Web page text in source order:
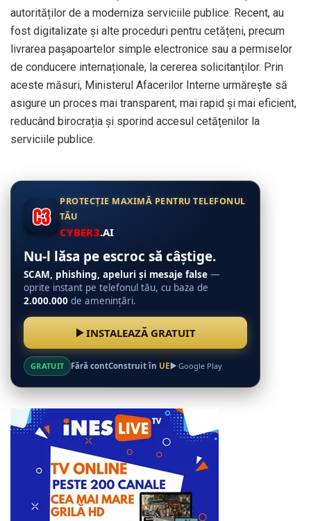
autorităților de a moderniza serviciile publice. Recent, au
fost digitalizate și alte proceduri pentru cetățeni, precum
livrarea pașapoartelor simple electronice sau a permiselor
de conducere internaționale, la cererea solicitanților. Prin
aceste măsuri, Ministerul Afacerilor Interne urmărește să
asigure un proces mai transparent, mai rapid și mai eficient,
reducând birocrația și sporind accesul cetățenilor la
serviciile publice.
PROTECȚIE MAXIMĂ PENTRU TELEFONUL
TĂU
CYBER3.AI
Nu-l lăsa pe escroc să câștige.
SCAM, phishing, apeluri și mesaje false —
oprite instant pe telefonul tău, cu baza de
2.000.000 de amenințări.
INSTALEAZĂ GRATUIT
GRATUIT Fără contConstruit în UE Google Play